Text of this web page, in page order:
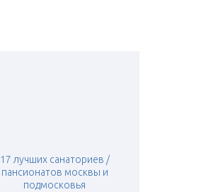
17 лучших санаториев /
пансионатов москвы и
подмосковья